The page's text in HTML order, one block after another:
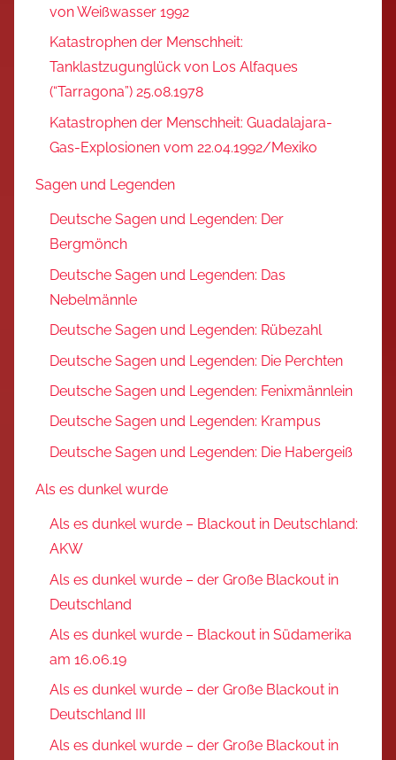
von Weißwasser 1992
Katastrophen der Menschheit:
Tanklastzugunglück von Los Alfaques
(“Tarragona”) 25.08.1978
Katastrophen der Menschheit: Guadalajara-
Gas-Explosionen vom 22.04.1992/Mexiko
Sagen und Legenden
Deutsche Sagen und Legenden: Der
Bergmönch
Deutsche Sagen und Legenden: Das
Nebelmännle
Deutsche Sagen und Legenden: Rübezahl
Deutsche Sagen und Legenden: Die Perchten
Deutsche Sagen und Legenden: Fenixmännlein
Deutsche Sagen und Legenden: Krampus
Deutsche Sagen und Legenden: Die Habergeiß
Als es dunkel wurde
Als es dunkel wurde – Blackout in Deutschland:
AKW
Als es dunkel wurde – der Große Blackout in
Deutschland
Als es dunkel wurde – Blackout in Südamerika
am 16.06.19
Als es dunkel wurde – der Große Blackout in
Deutschland III
Als es dunkel wurde – der Große Blackout in